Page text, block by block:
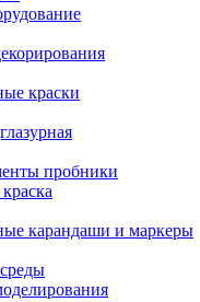
краски
пробники
карандаши и маркеры